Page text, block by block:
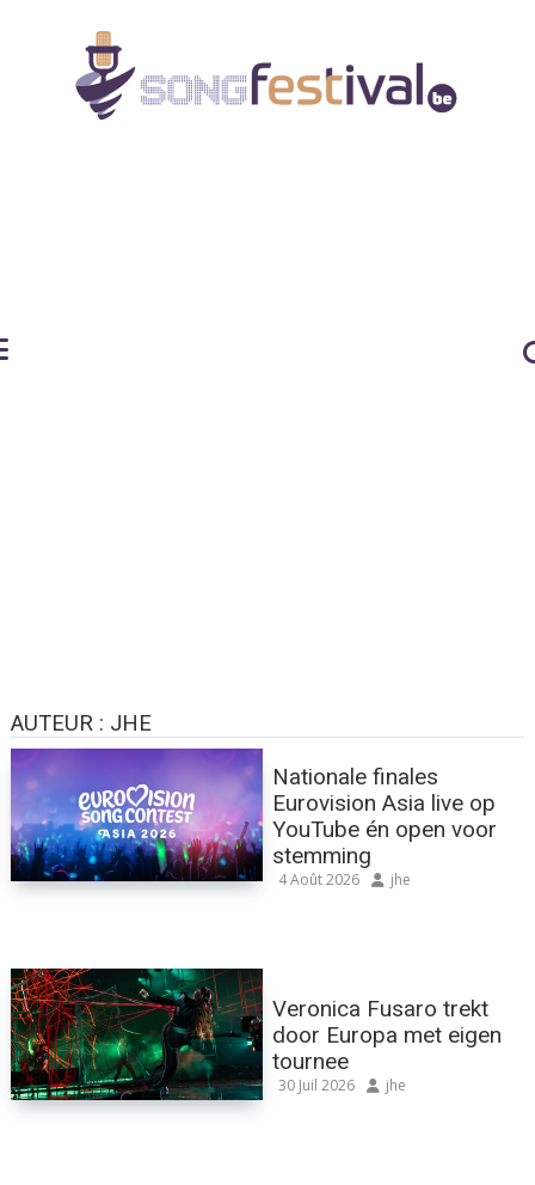
AUTEUR : JHE
Nationale finales
Eurovision Asia live op
YouTube én open voor
stemming
4 Août 2026 jhe
Veronica Fusaro trekt
door Europa met eigen
tournee
30 Juil 2026 jhe